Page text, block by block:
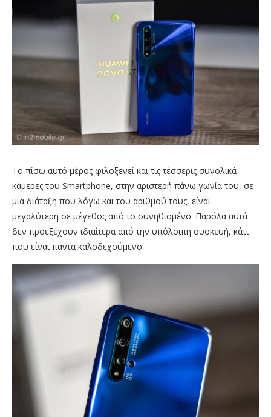
Το πίσω αυτό μέρος φιλοξενεί και τις τέσσερις συνολικά
κάμερες του Smartphone, στην αριστερή πάνω γωνία του, σε
μια διάταξη που λόγω και του αριθμού τους, είναι
μεγαλύτερη σε μέγεθος από το συνηθισμένο. Παρόλα αυτά
δεν προεξέχουν ιδιαίτερα από την υπόλοιπη συσκευή, κάτι
που είναι πάντα καλοδεχούμενο.